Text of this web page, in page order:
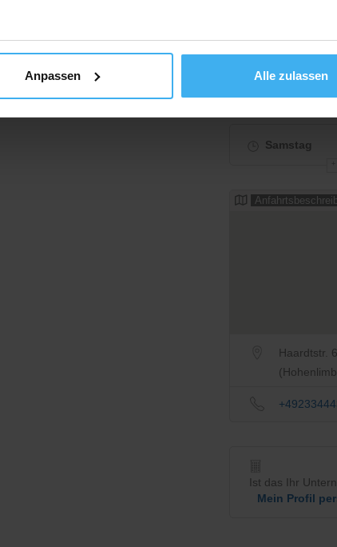
Anpassen Alle zulassen
Samstag
Haardtstr.
Ist das Ihr
Mein Profil